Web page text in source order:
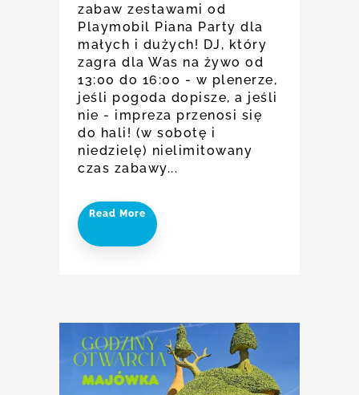
zabaw zestawami od
Playmobil Piana Party dla
małych i dużych! DJ, który
zagra dla Was na żywo od
13:00 do 16:00 - w plenerze,
jeśli pogoda dopisze, a jeśli
nie - impreza przenosi się
do hali! (w sobotę i
niedzielę) nielimitowany
czas zabawy...
Read More